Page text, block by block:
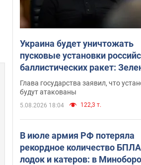
Украина будет уничтожать
пусковые установки
баллистических ракет:
провел заседание СНБО
Глава государства заявил, что
будут атакованы
5.08.2026 18:04 122,3 т.
В июле армия РФ потеряла
рекордное количество
лодок и катеров: в